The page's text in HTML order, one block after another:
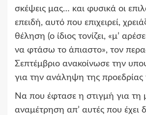
σκέψεις μας… και φυσικά οι
επειδή, αυτό που επιχειρεί,
θέληση (ο ίδιος τονίζει, «μ’
να φτάσω το άπιαστο», τον
Σεπτέμβριο ανακοίνωσε την
για την ανάληψη της προεδρίας
Να που έφτασε η στιγμή για τη
αναμέτρηση απ’ αυτές που έχει